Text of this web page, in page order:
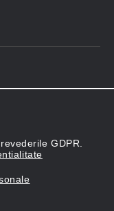
GDPR.